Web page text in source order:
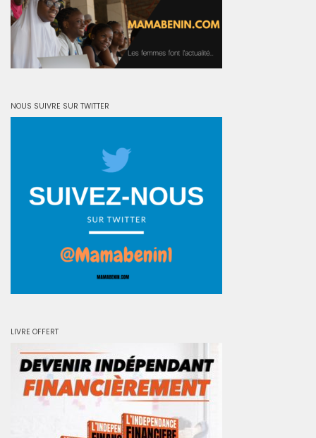
NOUS SUIVRE SUR TWITTER
LIVRE OFFERT